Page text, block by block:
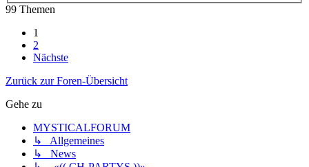
99 Themen
1
2
Nächste
Zurück zur Foren-Übersicht
Gehe zu
MYSTICALFORUM
↳ Allgemeines
↳ News